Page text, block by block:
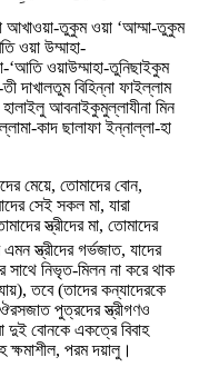
আখাওয়া-তুকুম ওয়া ‘আম্মা-তুকুম
ওয়া উম্মাহা-
‘আতি ওয়াউম্মাহা-তুনিছাইকুম
দাখালতুম বিহিন্না ফাইল্লাম
আবনাইকুমুল্লাযীনা মিন
কাদ ছালাফা ইন্নাল্লা-হা
মেয়ে, তোমাদের বোন,
সেই সকল মা, যারা
স্ত্রীদের মা, তোমাদের
এমন স্ত্রীদের গর্ভজাত, যাদের
সাথে নিভৃত-মিলন না করে থাক
তবে (তাদের কন্যাদেরকে
পুত্রদের স্ত্রীগণও
দুই বোনকে একত্রে বিবাহ
ক্ষমাশীল, পরম দয়ালু।